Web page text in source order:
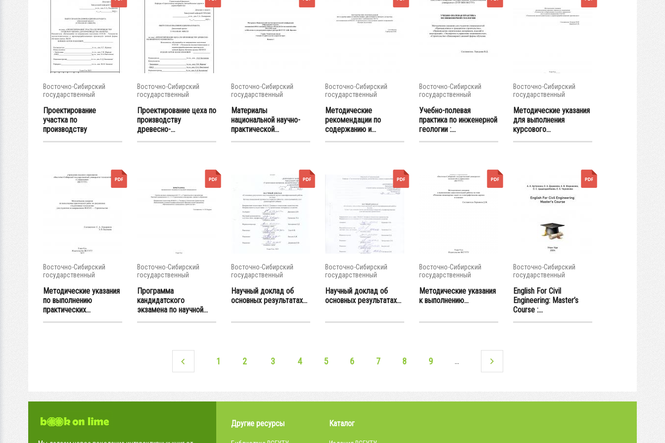
Восточно-Сибирский
государственный
Проектирование
участка по
производству
лущеного...
Восточно-Сибирский
государственный
Проектирование цеха по
производству
древесно-...
Восточно-Сибирский
государственный
Материалы
национальной научно-
практической...
Восточно-Сибирский
государственный
Методические
рекомендации по
содержанию и...
Восточно-Сибирский
государственный
Учебно-полевая
практика по инженерной
геологии :...
Восточно-Сибирский
государственный
Методические указания
для выполнения
курсового...
Восточно-Сибирский
государственный
Методические указания
по выполнению
практических...
Восточно-Сибирский
государственный
Программа
кандидатского
экзамена по научной...
Восточно-Сибирский
государственный
Научный доклад об
основных результатах...
Восточно-Сибирский
государственный
Научный доклад об
основных результатах...
Восточно-Сибирский
государственный
Методические указания
к выполнению...
Восточно-Сибирский
государственный
English For Civil
Engineering: Master’s
Course :...
1 2 3 4 5 6 7 8 9 …
Другие ресурсы Каталог